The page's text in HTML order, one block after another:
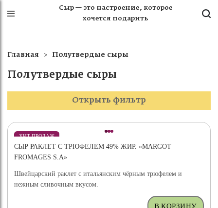
Сыр — это настроение, которое
хочется подарить
Главная Полутвердые сыры
Полутвердые сыры
Открыть фильтр
ХИТ ПРОДАЖ
ВЫБОР ЭКСПЕРТА
СЫР РАКЛЕТ С ТРЮФЕЛЕМ 49% ЖИР. «MARGOT
FROMAGES S.A»
Швейцарский раклет с итальянским чёрным трюфелем и
нежным сливочным вкусом.